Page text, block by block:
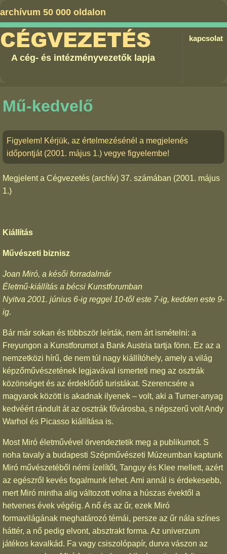
archívum 50 000 oldalon
kapcsolat
CÉGVEZETÉS
A cég- és intézményvezetők lapja
Mű-kedvelő
Figyelem! Kérjük, az értelmezésénél a megjelenés
időpontját (2001. május 1.) vegye figyelembe!
Megjelent a Cégvezetés (archív) 37. számában (2001. május
1.)
Kiállítás
Művészeti biznisz
Joan Miró, a késői forradalmár
Életmű-kiállítás a bécsi Kunstforumban
Nyitva 2001. június 6-ig reggel 10-től este 7-ig, kedden este 9-
ig.
Bár már sokan és többször leírták, nem árt ismételni: a
Freyungon a Kunstforumot a Bank Austria tartja fönn. Ez az a
nemzetközi hírű, de nem túl nagy kiállítóhely, amely a világ
képzőművészetének legjavával ismerteti meg az osztrák
közönséget és az érdeklődő turistákat. Szerencsére a
magyarok között is akadnak ilyenek – volt, aki a Turner-anyag
kedvéért rándult át az osztrák fővárosba, s népszerű volt Andy
Warhol és Picasso kiállítása is.
Most Miró életművével örvendeztetik meg a publikumot. S
noha tavaly a budapesti Szépművészeti Múzeumban kaptunk
Miró művészetéből némi ízelítőt, Tanguy és Klee mellett, azért
az egészről kevés fogalmunk lehet. Ami annál is érdekesebb,
mert Miró mintha alig változott volna a húszas évektől a
hetvenes évek végéig. A nő és az űr, ezek Miró
formavilágának meghatározó témái, persze az űr nála színes
háttér, a nő pedig elvont, absztrakt forma. Az univerzum
játékos kavalkád. Fa vagy csiszolópapír, durva vászon az